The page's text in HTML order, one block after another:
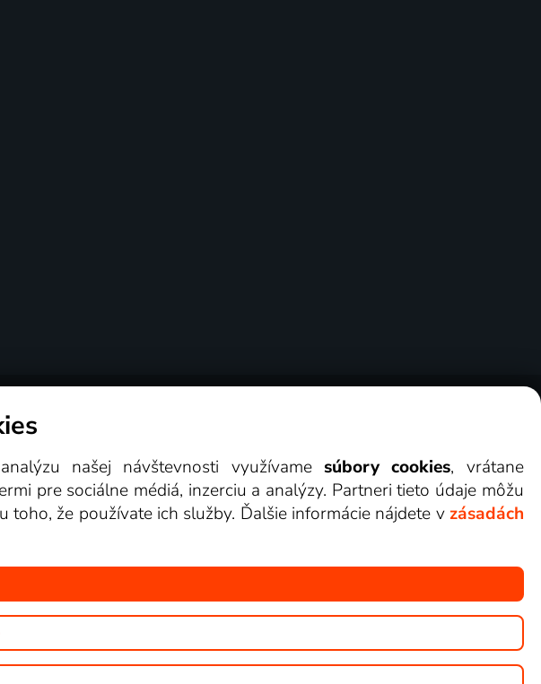
TV staníc, ktoré môžete sledovať v Lepšia.TV.
našej návštevnosti využívamesúbory cookies, vrátane
pre sociálne médiá, inzerciu a analýzy. Partneri tieto údaje môžu
že používate ich služby. Ďalšie informácie nájdete v zásadách